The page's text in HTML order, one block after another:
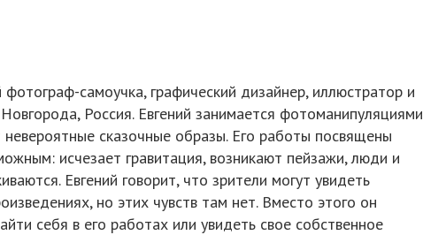
самоучка, графический дизайнер, иллюстратор и
Россия. Евгений занимается фотоманипуляциями
сказочные образы. Его работы посвящены
исчезает гравитация, возникают пейзажи, люди и
Евгений говорит, что зрители могут увидеть
но этих чувств там нет. Вместо этого он
себя в его работах или увидеть свое собственное